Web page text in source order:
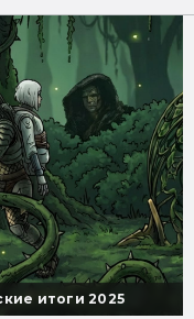
итоги 2025